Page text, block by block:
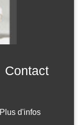
contact
Plus d'infos